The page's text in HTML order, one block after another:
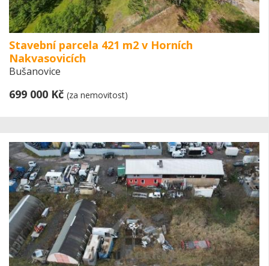
Stavební parcela 421 m2 v Horních
Nakvasovicích
Bušanovice
699 000 Kč (za nemovitost)